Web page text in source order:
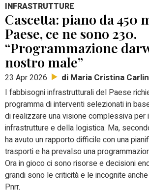
INFRASTRUTTURE
Cascetta: piano da 450
Paese, ce ne sono 230.
“Programmazione
nostro male”
23 Apr 2026 di Maria Cristina
I fabbisogni infrastrutturali del Paese
programma di interventi selezionati in
di realizzare una visione complessiva
infrastrutture e della logistica. Ma,
ha avuto un rapporto difficile con una
trasporti e ha prevalso una
Ora in gioco ci sono risorse e decisioni
grandi sono le criticità e le incognite
Pnrr.